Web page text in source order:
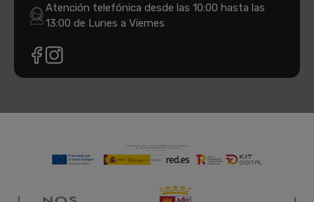
Atención telefónica desde las 10:00 hasta las
13:00 de Lunes a Viernes